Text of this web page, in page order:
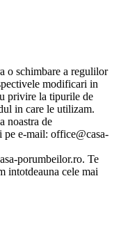
o schimbare a regulilor
modificari in
privire la tipurile de
in care le utilizam.
noastra de
pe e-mail: office@casa-
porumbeilor.ro. Te
intotdeauna cele mai